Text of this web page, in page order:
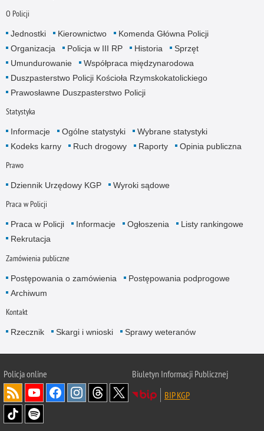
O Policji
Jednostki Kierownictwo
Komenda Główna Policji
Organizacja
Policja w III RP Historia
Sprzęt
Umundurowanie
Współpraca międzynarodowa
Duszpasterstwo Policji Kościoła Rzymskokatolickiego
Prawosławne Duszpasterstwo Policji
Statystyka
Informacje Ogólne statystyki
Wybrane statystyki
Kodeks karny
Ruch drogowy Raporty Opinia publiczna
Prawo
Dziennik Urzędowy KGP Wyroki sądowe
Praca w Policji
Praca w Policji Informacje Ogłoszenia
Listy rankingowe
Rekrutacja
Zamówienia publiczne
Postępowania o zamówienia
Postępowania podprogowe
Archiwum
Kontakt
Rzecznik Skargi i wnioski Sprawy weteranów
Policjaonline
Biuletyn Informacji Publicznej
BIP KGP